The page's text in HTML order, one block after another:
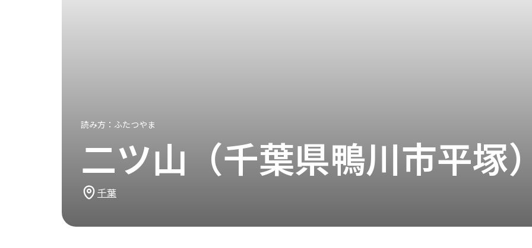
読み方： ふたつやま
二ツ山（千葉県鴨川市平塚）
千葉